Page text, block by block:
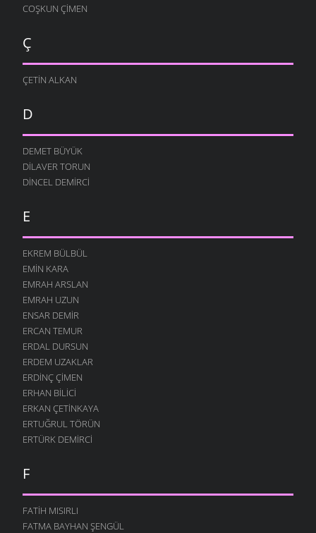
COŞKUN ÇIMEN
Ç
ÇETIN ALKAN
D
DEMET BÜYÜK
DILAVER TORUN
DINCEL DEMIRCI
E
EKREM BÜLBÜL
EMIN KARA
EMRAH ARSLAN
EMRAH UZUN
ENSAR DEMIR
ERCAN TEMUR
ERDAL DURSUN
ERDEM UZAKLAR
ERDINÇ ÇIMEN
ERHAN BILICI
ERKAN ÇETINKAYA
ERTUĞRUL TÖRÜN
ERTÜRK DEMIRCI
F
FATIH MISIRLI
FATMA BAYHAN ŞENGÜL